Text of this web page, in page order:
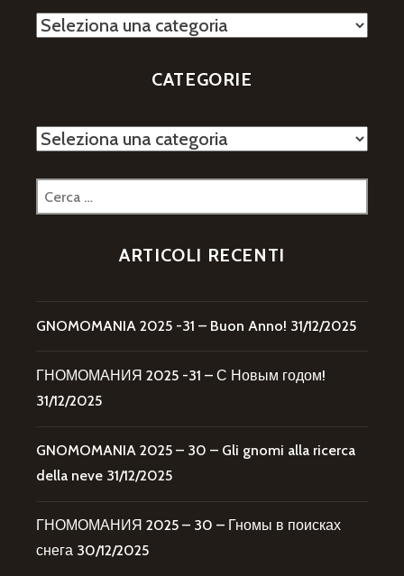
Categorie
CATEGORIE
Categorie
Ricerca
per:
ARTICOLI RECENTI
GNOMOMANIA 2025 -31 – Buon Anno! 31/12/2025
ГНОМОМАНИЯ 2025 -31 – С Новым годом!
31/12/2025
GNOMOMANIA 2025 – 30 – Gli gnomi alla ricerca
della neve 31/12/2025
ГНОМОМАНИЯ 2025 – 30 – Гномы в поисках
снега 30/12/2025